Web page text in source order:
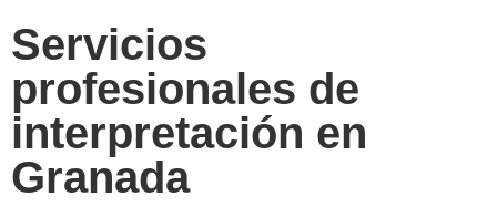
Servicios
profesionales de
interpretación en
Granada